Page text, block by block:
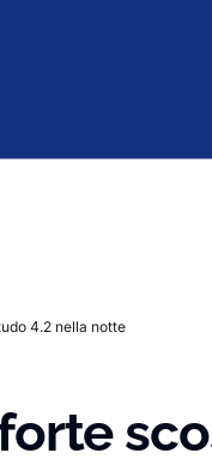
4.2 nella notte